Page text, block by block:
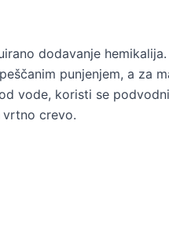
dodavanje
punjenjem, a za
vode, koristi se
vrtno crevo.